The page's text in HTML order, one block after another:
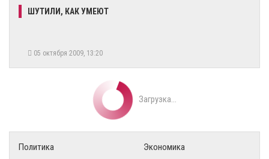
ШУТИЛИ, КАК УМЕЮТ
05 октября 2009, 13:20
Загрузка...
Политика
Экономика